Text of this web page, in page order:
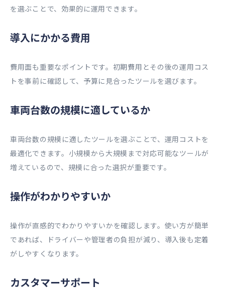
を選ぶことで、効果的に運用できます。
導入にかかる費用
費用面も重要なポイントです。初期費用とその後の運用コス
トを事前に確認して、予算に見合ったツールを選びます。
車両台数の規模に適しているか
車両台数の規模に適したツールを選ぶことで、運用コストを
最適化できます。小規模から大規模まで対応可能なツールが
増えているので、規模に合った選択が重要です。
操作がわかりやすいか
操作が直感的でわかりやすいかを確認します。使い方が簡単
であれば、ドライバーや管理者の負担が減り、導入後も定着
がしやすくなります。
カスタマーサポート